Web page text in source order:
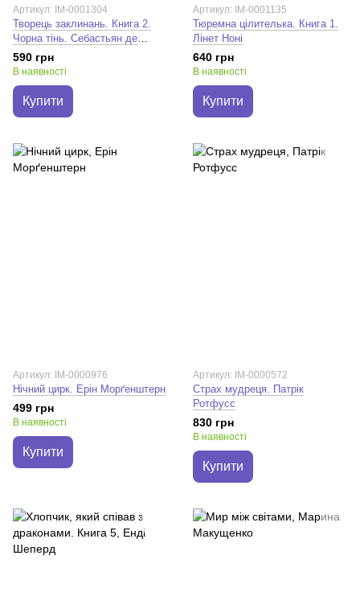
Артикул: IM-0001304
Творець заклинань. Книга 2.
Чорна тінь. Себастьян де
Кастелл
590 грн
В наявності
Купити
Артикул: IM-0001135
Тюремна цілителька. Книга 1.
Лінет Ноні
640 грн
В наявності
Купити
Артикул: IM-0000976
Нічний цирк. Ерін Морґенштерн
499 грн
В наявності
Купити
Артикул: IM-0000572
Страх мудреця. Патрік
Ротфусс
830 грн
В наявності
Купити